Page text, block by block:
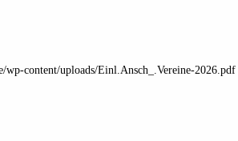
content/uploads/Einl.Ansch_.Vereine-